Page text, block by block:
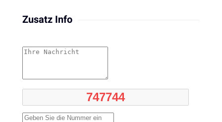
Zusatz Info